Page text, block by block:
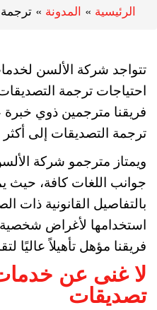
الرئيسية » المدونة »
تتواجد شركة الألسن
احتياجات ترجمة
فريقنا مترجمين ذوي خبرة
ترجمة التصديقات إلى أكثر من 50
ويمتاز مترجمو شركة
جوانب اللغات كافة، حيث
بالتفاصيل القانونية ذات
استخدامها لأغراض شخصية
فريقنا مؤهل تأهيلاً عاليًا
لا غنى عن
تصديقات